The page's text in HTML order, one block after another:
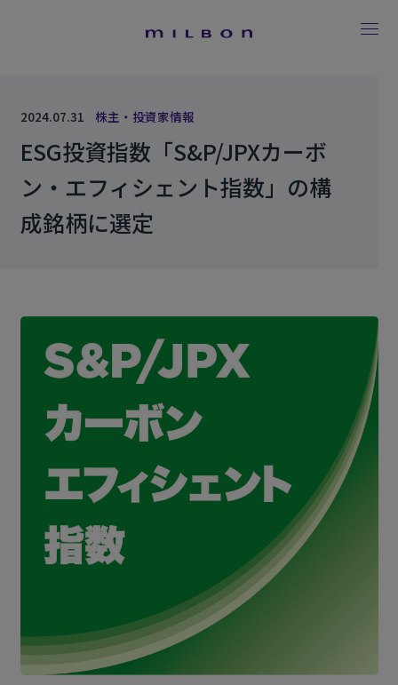
2024.07.31 株主・投資家情報
ESG投資指数「S&P/JPXカーボ
ン・エフィシェント指数」の構
成銘柄に選定